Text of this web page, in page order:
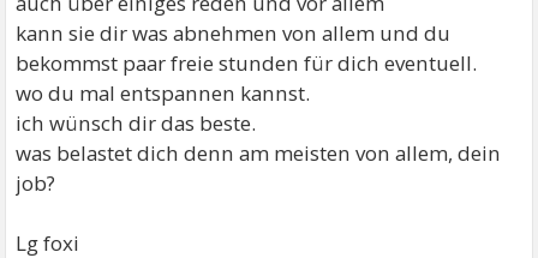
kann sie dir was abnehmen von allem und du
bekommst paar freie stunden für dich eventuell.
wo du mal entspannen kannst.
ich wünsch dir das beste.
was belastet dich denn am meisten von allem, dein
job?
Lg foxi